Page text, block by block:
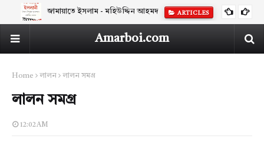
জামায়াতে ইসলাম - মহিউদ্দিন আহমদ ARTICLES
Amarboi.com
Home লালন লালন সমগ্র
লালন সমগ্র
12:02 AM